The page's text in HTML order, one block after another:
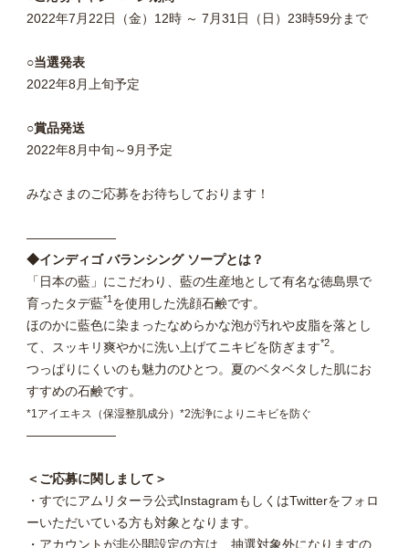
2022年7月22日（金）12時 ～ 7月31日（日）23時59分まで
○当選発表
2022年8月上旬予定
○賞品発送
2022年8月中旬～9月予定
みなさまのご応募をお待ちしております！
―――――――
◆インディゴ バランシング ソープとは？
「日本の藍」にこだわり、藍の生産地として有名な徳島県で
育ったタデ藍*1 を使用した洗顔石鹸です。
ほのかに藍色に染まったなめらかな泡が汚れや皮脂を落とし
て、スッキリ爽やかに洗い上げてニキビを防ぎます*2。
つっぱりにくいのも魅力のひとつ。夏のベタベタした肌にお
すすめの石鹸です。
*1アイエキス（保湿整肌成分）*2洗浄によりニキビを防ぐ
―――――――
＜ご応募に関しまして＞
・すでにアムリターラ公式InstagramもしくはTwitterをフォロ
ーいただいている方も対象となります。
・アカウントが非公開設定の方は、抽選対象外になりますの